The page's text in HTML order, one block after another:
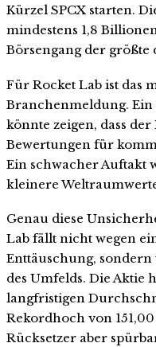
Kürzel SPCX starten.
mindestens 1,8
Börsengang der größte
Für Rocket Lab ist das
Branchenmeldung. Ein
könnte zeigen, dass
Bewertungen für
Ein schwacher Auftakt
kleinere
Genau diese
Lab fällt nicht wegen
Enttäuschung,
des Umfelds. Die Aktie
langfristigen
Rekordhoch von
Rücksetzer aber